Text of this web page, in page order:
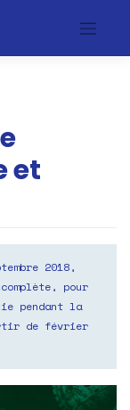
et
2018,
pour
pendant la
de février